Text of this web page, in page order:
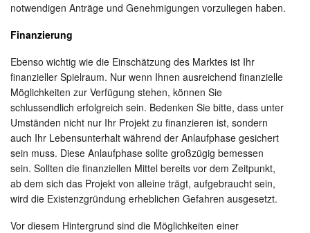
notwendigen Anträge und Genehmigungen vorzuliegen haben.
Finanzierung
Ebenso wichtig wie die Einschätzung des Marktes ist Ihr
finanzieller Spielraum. Nur wenn Ihnen ausreichend finanzielle
Möglichkeiten zur Verfügung stehen, können Sie
schlussendlich erfolgreich sein. Bedenken Sie bitte, dass unter
Umständen nicht nur Ihr Projekt zu finanzieren ist, sondern
auch Ihr Lebensunterhalt während der Anlaufphase gesichert
sein muss. Diese Anlaufphase sollte großzügig bemessen
sein. Sollten die finanziellen Mittel bereits vor dem Zeitpunkt,
ab dem sich das Projekt von alleine trägt, aufgebraucht sein,
wird die Existenzgründung erheblichen Gefahren ausgesetzt.
Vor diesem Hintergrund sind die Möglichkeiten einer